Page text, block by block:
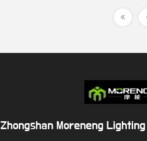
Zhongshan Moreneng